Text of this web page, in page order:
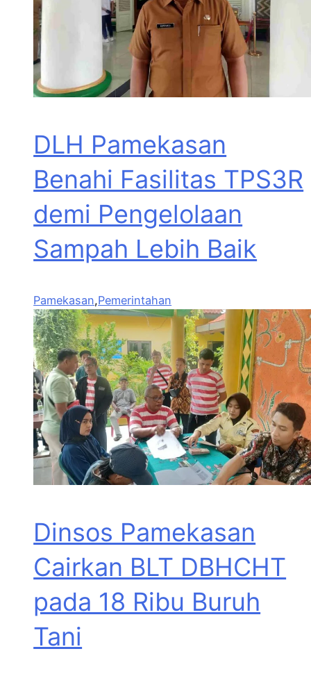
DLH Pamekasan
Benahi Fasilitas TPS3R
demi Pengelolaan
Sampah Lebih Baik
Pamekasan,Pemerintahan
Dinsos Pamekasan
Cairkan BLT DBHCHT
pada 18 Ribu Buruh
Tani